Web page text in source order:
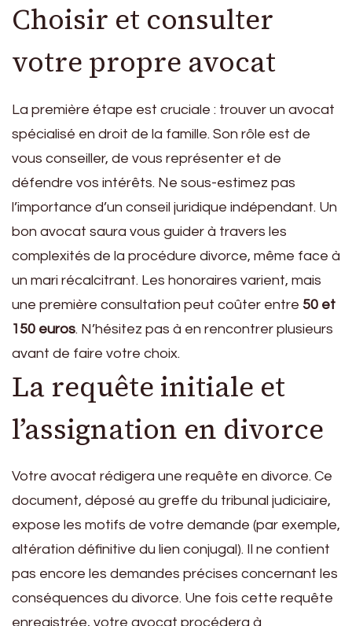
Choisir et consulter
votre propre avocat
La première étape est cruciale : trouver un avocat
spécialisé en droit de la famille. Son rôle est de
vous conseiller, de vous représenter et de
défendre vos intérêts. Ne sous-estimez pas
l’importance d’un conseil juridique indépendant. Un
bon avocat saura vous guider à travers les
complexités de la procédure divorce, même face à
un mari récalcitrant. Les honoraires varient, mais
une première consultation peut coûter entre 50 et
150 euros. N’hésitez pas à en rencontrer plusieurs
avant de faire votre choix.
La requête initiale et
l’assignation en divorce
Votre avocat rédigera une requête en divorce. Ce
document, déposé au greffe du tribunal judiciaire,
expose les motifs de votre demande (par exemple,
altération définitive du lien conjugal). Il ne contient
pas encore les demandes précises concernant les
conséquences du divorce. Une fois cette requête
enregistrée, votre avocat procédera à